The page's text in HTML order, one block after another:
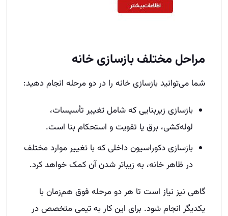
مراحل مختلف بازسازی خانه
شما می‌توانید بازسازی خانه را در دو مرحله انجام دهید:
بازسازی زیربنایی که شامل تغییر تأسیسات،
لوله‌کشی، برق یا تقویت و استحکام بنا است.
بازسازی دکوراسیون داخلی که با تغییر موارد مختلف
در ظاهر خانه، به زیباتر شدن آن کمک خواهد کرد.
گاهی نیز نیاز است تا هر دو مرحله فوق هم‌زمان با
یکدیگر انجام شود. برای این کار به تیمی متخصص در